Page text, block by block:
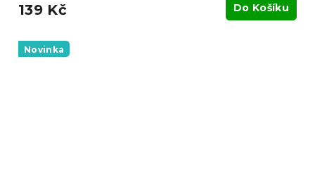
139 Kč Do Košíku
Novinka